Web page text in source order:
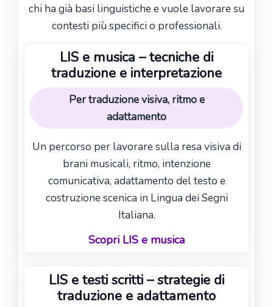
chi ha già basi linguistiche e vuole lavorare su
contesti più specifici o professionali.
LIS e musica – tecniche di
traduzione e interpretazione
Per traduzione visiva, ritmo e
adattamento
Un percorso per lavorare sulla resa visiva di
brani musicali, ritmo, intenzione
comunicativa, adattamento del testo e
costruzione scenica in Lingua dei Segni
Italiana.
Scopri LIS e musica
LIS e testi scritti – strategie di
traduzione e adattamento